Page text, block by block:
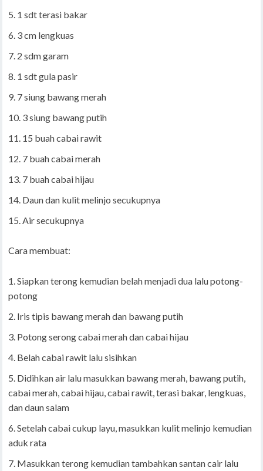
1 sdt terasi bakar
3 cm lengkuas
2 sdm garam
1 sdt gula pasir
7 siung bawang merah
3 siung bawang putih
15 buah cabai rawit
7 buah cabai merah
7 buah cabai hijau
Daun dan kulit melinjo secukupnya
Air secukupnya
Cara membuat:
Siapkan terong kemudian belah menjadi dua lalu potong-
potong
Iris tipis bawang merah dan bawang putih
Potong serong cabai merah dan cabai hijau
Belah cabai rawit lalu sisihkan
Didihkan air lalu masukkan bawang merah, bawang putih,
cabai merah, cabai hijau, cabai rawit, terasi bakar, lengkuas,
dan daun salam
Setelah cabai cukup layu, masukkan kulit melinjo kemudian
aduk rata
Masukkan terong kemudian tambahkan santan cair lalu